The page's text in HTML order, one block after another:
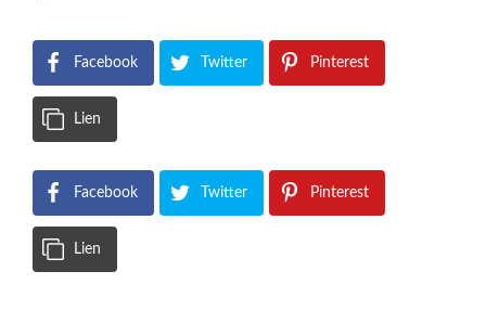
Facebook Twitter Pinterest
Lien
Facebook Twitter Pinterest
Lien